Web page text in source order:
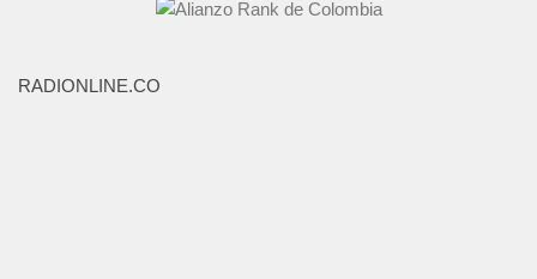
RADIONLINE.CO